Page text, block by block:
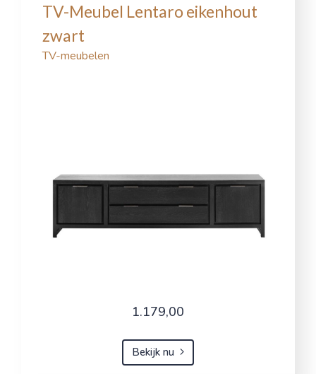
TV-Meubel Lentaro eikenhout
zwart
TV-meubelen
1.179,00
Bekijk nu